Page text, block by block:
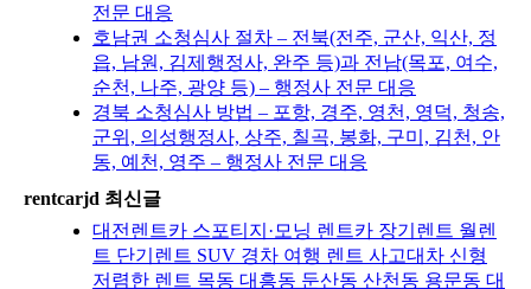
전문 대응
호남권 소청심사 절차 – 전북(전주, 군산, 익산, 정
읍, 남원, 김제행정사, 완주 등)과 전남(목포, 여수,
순천, 나주, 광양 등) – 행정사 전문 대응
경북 소청심사 방법 – 포항, 경주, 영천, 영덕, 청송,
군위, 의성행정사, 상주, 칠곡, 봉화, 구미, 김천, 안
동, 예천, 영주 – 행정사 전문 대응
rentcarjd 최신글
대전렌트카 스포티지·모닝 렌트카 장기렌트 월렌
트 단기렌트 SUV 경차 여행 렌트 사고대차 신형
저렴한 렌트 목동 대흥동 둔산동 산천동 용문동 대